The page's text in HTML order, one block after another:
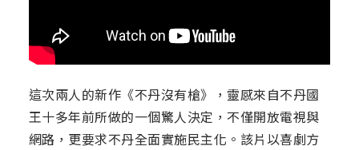
這次兩人的新作《不丹沒有槍》，靈感來自不丹國
王十多年前所做的一個驚人決定，不僅開放電視與
網路，更要求不丹全面實施民主化。該片以喜劇方